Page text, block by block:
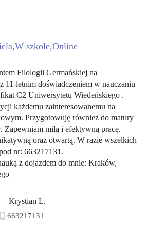
W szkole Online
Filologii Germańskiej na
11-letnim doświadczeniem w nauczaniu
C2 Uniwersytetu Wiedeńskiego .
każdemu zainteresowanemu na
Przygotowuję również do matury
Zapewniam miłą i efektywną pracę.
oraz otwartą. W razie wszelkich
nr: 663217131.
z dojazdem do mnie: Kraków,
Krystian L.
663217131